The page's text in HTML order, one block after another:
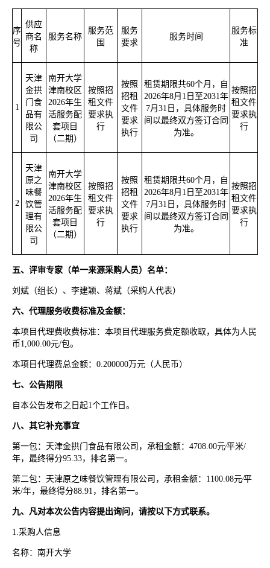
序
号
供应
商名
称
服务名称
服务范
围
服务
要求
服务时间
服务标
准
1
天津
金拱
门食
品有
限公
司
南开大学
津南校区
2026年生
活服务配
套项目
（二期）
按照招
租文件
要求执
行
按照
招租
文件
要求
执行
租赁期限共60个月，自
2026年8月 1 日至2031年
7月 31 日，具体服务时
间以最终双方签订合同
为准。
按照招
租文件
要求执
行
2
天津
原之
味餐
饮管
理有
限公
司
南开大学
津南校区
2026年生
活服务配
套项目
（二期）
按照招
租文件
要求执
行
按照
招租
文件
要求
执行
租赁期限共60个月，自
2026年8月 1 日至2031年
7月 31 日，具体服务时
间以最终双方签订合同
为准。
按照招
租文件
要求执
行
五、评审专家（单一来源采购人员）名单：
刘斌（组长）、李建颖、蒋斌（采购人代表）
六、代理服务收费标准及金额：
本项目代理费收费标准：本项目代理服务费定额收取，具体为人民
币 1,000.00元/包。
本项目代理费总金额： 0.200000万元（人民币）
七、公告期限
自本公告发布之日起1个工作日。
八、其它补充事宜
第一包：天津金拱门食品有限公司，承租金额： 4708.00元∕平米/
年，最终得分95.33，排名第一。
第二包：天津原之味餐饮管理有限公司，承租金额： 1100.08元∕平
米/年，最终得分88.91 ，排名第一。
九、凡对本次公告内容提出询问，请按以下方式联系。
1.采购人信息
名称：南开大学